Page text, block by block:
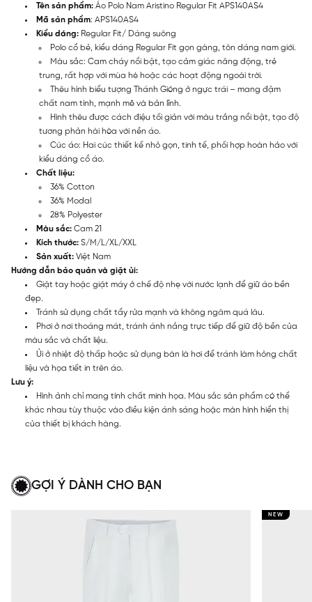
Tên sản phẩm: Áo Polo Nam Aristino Regular Fit APS140AS4
Mã sản phẩm: APS140AS4
Kiểu dáng: Regular Fit/ Dáng suông
Polo cổ bẻ, kiểu dáng Regular Fit gọn gàng, tôn dáng nam giới.
Màu sắc: Cam cháy nổi bật, tạo cảm giác năng động, trẻ
trung, rất hợp với mùa hè hoặc các hoạt động ngoài trời.
Thêu hình biểu tượng Thánh Gióng ở ngực trái – mang đậm
chất nam tính, mạnh mẽ và bản lĩnh.
Hình thêu được cách điệu tối giản với màu trắng nổi bật, tạo độ
tương phản hài hòa với nền áo.
Cúc áo: Hai cúc thiết kế nhỏ gọn, tinh tế, phối hợp hoàn hảo với
kiểu dáng cổ áo.
Chất liệu:
36% Cotton
36% Modal
28% Polyester
Màu sắc: Cam 21
Kích thước: S/M/L/XL/XXL
Sản xuất: Việt Nam
Hướng dẫn bảo quản và giặt ủi:
Giặt tay hoặc giặt máy ở chế độ nhẹ với nước lạnh để giữ áo bền
đẹp.
Tránh sử dụng chất tẩy rửa mạnh và không ngâm quá lâu.
Phơi ở nơi thoáng mát, tránh ánh nắng trực tiếp để giữ độ bền của
màu sắc và chất liệu.
Ủi ở nhiệt độ thấp hoặc sử dụng bàn là hơi để tránh làm hỏng chất
liệu và họa tiết in trên áo.
Lưu ý:
Hình ảnh chỉ mang tính chất minh họa. Màu sắc sản phẩm có thể
khác nhau tùy thuộc vào điều kiện ánh sáng hoặc màn hình hiển thị
của thiết bị khách hàng.
GỢI Ý DÀNH CHO BẠN
NEW